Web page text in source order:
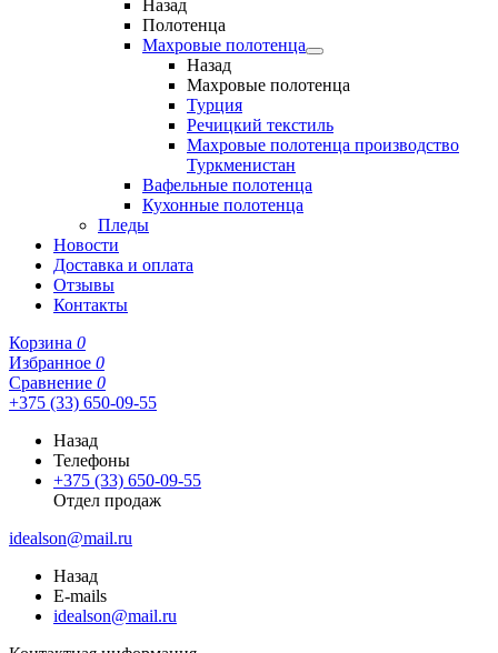
Назад
Полотенца
Махровые полотенца
Назад
Махровые полотенца
Турция
Речицкий текстиль
Махровые полотенца производство
Туркменистан
Вафельные полотенца
Кухонные полотенца
Пледы
Новости
Доставка и оплата
Отзывы
Контакты
Корзина 0
Избранное 0
Сравнение 0
+375 (33) 650-09-55
Назад
Телефоны
+375 (33) 650-09-55
Отдел продаж
idealson@mail.ru
Назад
E-mails
idealson@mail.ru